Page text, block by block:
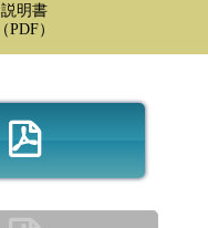
説明書
（PDF）